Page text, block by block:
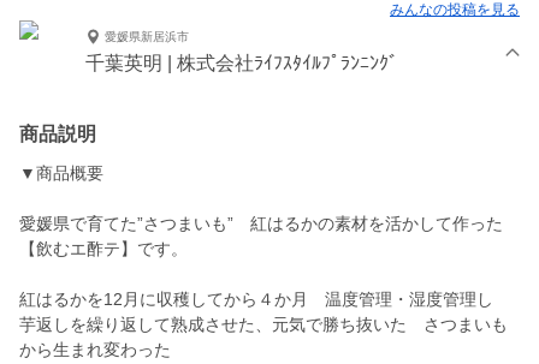
みんなの投稿を見る
愛媛県新居浜市
千葉英明 | 株式会社ﾗｲﾌｽﾀｲﾙﾌﾟﾗﾝﾆﾝｸﾞ
商品説明
▼商品概要
愛媛県で育てた”さつまいも” 紅はるかの素材を活かして作った
【飲むエ酢テ】です。
紅はるかを12月に収穫してから４か月 温度管理・湿度管理し
芋返しを繰り返して熟成させた、元気で勝ち抜いた さつまいも
から生まれ変わった